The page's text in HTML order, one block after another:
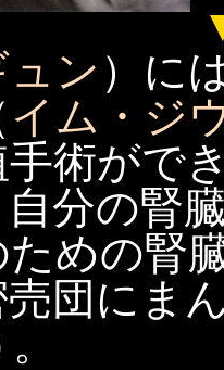
ン ）に
イム・ジ
術がで
分の腎
ための腎
団にま